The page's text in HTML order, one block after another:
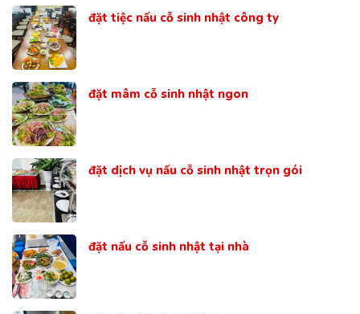
đặt tiệc nấu cỗ sinh nhật công ty
đặt mâm cỗ sinh nhật ngon
đặt dịch vụ nấu cỗ sinh nhật trọn gói
đặt nấu cỗ sinh nhật tại nhà